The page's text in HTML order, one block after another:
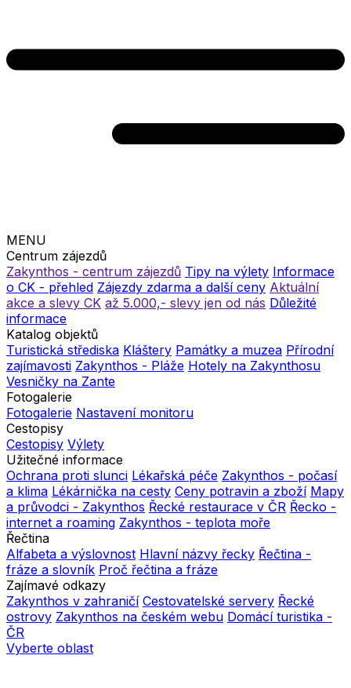
MENU
Centrum zájezdů
Zakynthos - centrum zájezdů Tipy na výlety Informace
o CK - přehled Zájezdy zdarma a další ceny Aktuální
akce a slevy CK až 5.000,- slevy jen od nás Důležité
informace
Katalog objektů
Turistická střediska Kláštery Památky a muzea Přírodní
zajímavosti Zakynthos - Pláže Hotely na Zakynthosu
Vesničky na Zante
Fotogalerie
Fotogalerie Nastavení monitoru
Cestopisy
Cestopisy Výlety
Užitečné informace
Ochrana proti slunci Lékařská péče Zakynthos - počasí
a klima Lékárnička na cesty Ceny potravin a zboží Mapy
a průvodci - Zakynthos Řecké restaurace v ČR Řecko -
internet a roaming Zakynthos - teplota moře
Řečtina
Alfabeta a výslovnost Hlavní názvy řecky Řečtina -
fráze a slovník Proč řečtina a fráze
Zajímavé odkazy
Zakynthos v zahraničí Cestovatelské servery Řecké
ostrovy Zakynthos na českém webu Domácí turistika -
ČR
Vyberte oblast